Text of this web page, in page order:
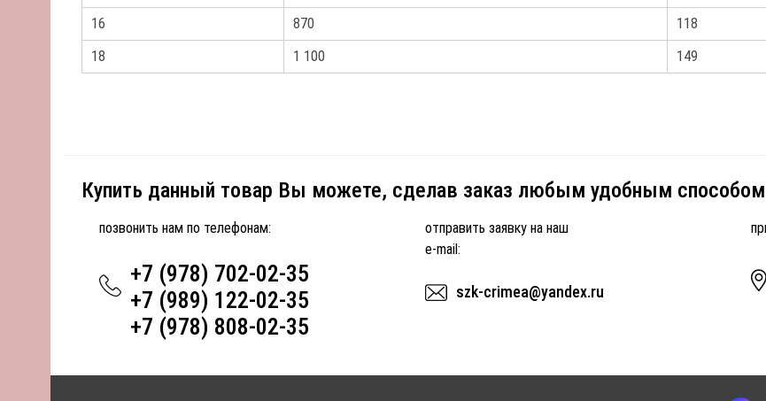
16
870 118
18
1 100 149
Купить данный товар Вы можете, сделав заказ любым удобным
позвонить нам по телефонам:
+7 (978) 702-02-35
+7 (989) 122-02-35
+7 (978) 808-02-35
отправить заявку на наш
e-mail:
szk-crimea@yandex.ru